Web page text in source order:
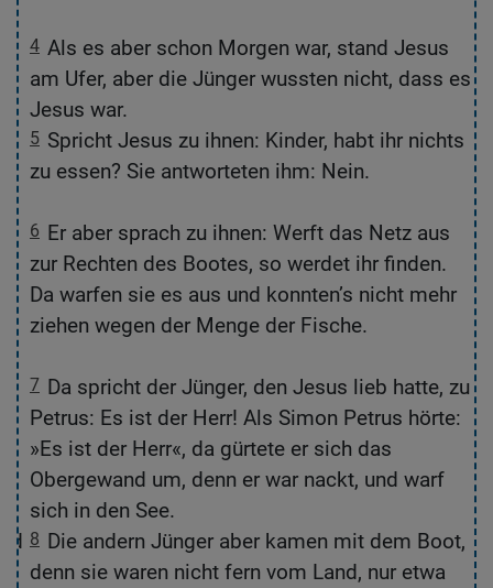
4 Als es aber schon Morgen war, stand Jesus
am Ufer, aber die Jünger wussten nicht, dass es
Jesus war.
5 Spricht Jesus zu ihnen: Kinder, habt ihr nichts
zu essen? Sie antworteten ihm: Nein.
6 Er aber sprach zu ihnen: Werft das Netz aus
zur Rechten des Bootes, so werdet ihr finden.
Da warfen sie es aus und konnten’s nicht mehr
ziehen wegen der Menge der Fische.
7 Da spricht der Jünger, den Jesus lieb hatte, zu
Petrus: Es ist der Herr! Als Simon Petrus hörte:
»Es ist der Herr«, da gürtete er sich das
Obergewand um, denn er war nackt, und warf
sich in den See.
8 Die andern Jünger aber kamen mit dem Boot,
denn sie waren nicht fern vom Land, nur etwa